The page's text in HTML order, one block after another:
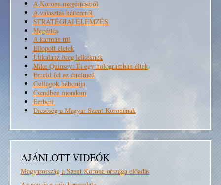
A Korona megértéséről
A választás hátteréről
STRATÉGIAI ELEMZÉS
Megértés
A karmán túl
Ellopott életek
Útikalauz öreg lelkeknek
Mike Quinsey: Ti egy hologramban éltek
Emeld fel az értelmed
Csillagok háborúja
Csendben mondom
Emberi
Dicsőség a Magyar Szent Koronának
AJÁNLOTT VIDEÓK
Magyarország a Szent Korona országa előadás